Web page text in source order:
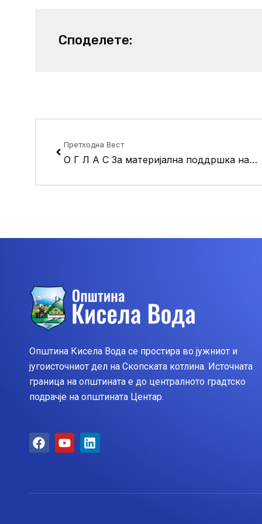
Споделете:
Претходна Вест
О Г Л А С За материјална поддршка на спортските клубови, спортските здруженија, спортски институции и спортски манифестации
Општина Кисела Вода се простира во јужниот и
југоисточниот дел на Скопската котлина. Источната
граница на општината е до централното градтско
подрачје на општината Центар.
F
a
Y
o
L
i